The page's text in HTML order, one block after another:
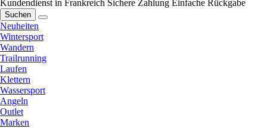
Kundendienst in Frankreich Sichere Zahlung Einfache Rückgabe
Suchen
Neuheiten
Wintersport
Wandern
Trailrunning
Laufen
Klettern
Wassersport
Angeln
Outlet
Marken